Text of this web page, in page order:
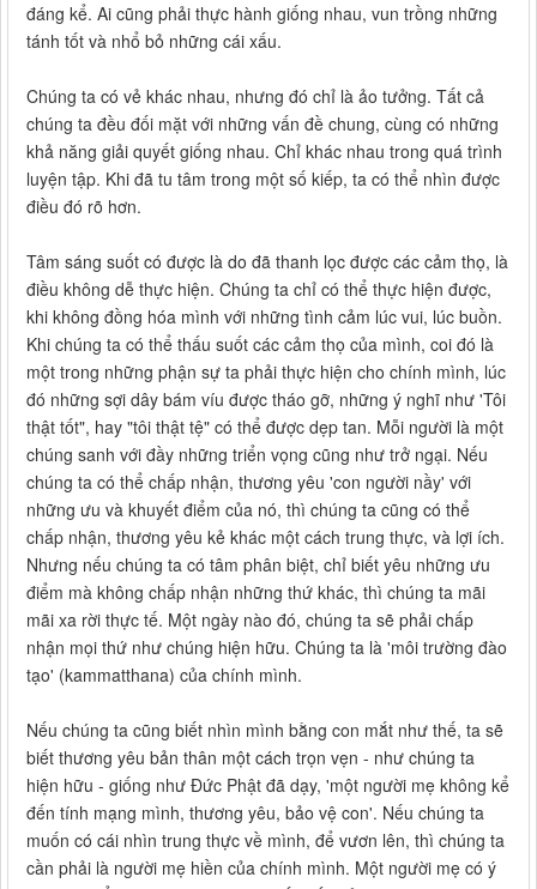
đáng kể. Ai cũng phải thực hành giống nhau, vun trồng những
tánh tốt và nhổ bỏ những cái xấu.
Chúng ta có vẻ khác nhau, nhưng đó chỉ là ảo tưởng. Tất cả
chúng ta đều đối mặt với những vấn đề chung, cùng có những
khả năng giải quyết giống nhau. Chỉ khác nhau trong quá trình
luyện tập. Khi đã tu tâm trong một số kiếp, ta có thể nhìn được
điều đó rõ hơn.
Tâm sáng suốt có được là do đã thanh lọc được các cảm thọ, là
điều không dễ thực hiện. Chúng ta chỉ có thể thực hiện được,
khi không đồng hóa mình với những tình cảm lúc vui, lúc buồn.
Khi chúng ta có thể thấu suốt các cảm thọ của mình, coi đó là
một trong những phận sự ta phải thực hiện cho chính mình, lúc
đó những sợi dây bám víu được tháo gỡ, những ý nghĩ như 'Tôi
thật tốt", hay "tôi thật tệ" có thể được dẹp tan. Mỗi người là một
chúng sanh với đầy những triển vọng cũng như trở ngại. Nếu
chúng ta có thể chấp nhận, thương yêu 'con người nầy' với
những ưu và khuyết điểm của nó, thì chúng ta cũng có thể
chấp nhận, thương yêu kẻ khác một cách trung thực, và lợi ích.
Nhưng nếu chúng ta có tâm phân biệt, chỉ biết yêu những ưu
điểm mà không chấp nhận những thứ khác, thì chúng ta mãi
mãi xa rời thực tế. Một ngày nào đó, chúng ta sẽ phải chấp
nhận mọi thứ như chúng hiện hữu. Chúng ta là 'môi trường đào
tạo' (kammatthana) của chính mình.
Nếu chúng ta cũng biết nhìn mình bằng con mắt như thế, ta sẽ
biết thương yêu bản thân một cách trọn vẹn - như chúng ta
hiện hữu - giống như Đức Phật đã dạy, 'một người mẹ không kể
đến tính mạng mình, thương yêu, bảo vệ con'. Nếu chúng ta
muốn có cái nhìn trung thực về mình, để vươn lên, thì chúng ta
cần phải là người mẹ hiền của chính mình. Một người mẹ có ý